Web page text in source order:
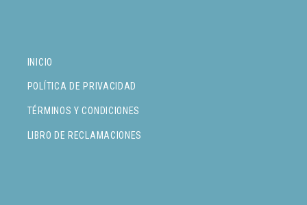
INICIO
POLÍTICA DE PRIVACIDAD
TÉRMINOS Y CONDICIONES
LIBRO DE RECLAMACIONES